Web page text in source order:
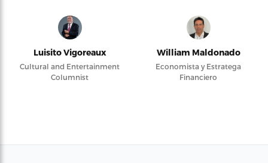
Luisito Vigoreaux
Cultural and Entertainment
Columnist
William Maldonado
Economista y Estratega
Financiero